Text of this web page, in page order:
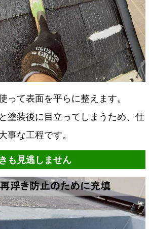
って表面を平らに整えます。
塗装後に目立ってしまうため、仕
事な工程です。
も見逃しません